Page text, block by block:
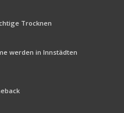
Trocknen
werden in Innstädten